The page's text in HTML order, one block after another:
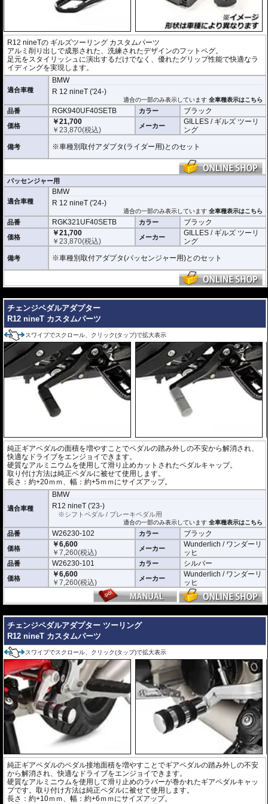
R12 nineTの ギルズツーリング カスタムパーツ
アルミ削り出しで成形された、洗練されたデザインのフットペグ。
足元をスタイリッシュに演出するだけでなく、優れたグリップ性能で快適なラ
イディングを実現します。
適合車種
BMW
R 12 nineT ('24-)
適合の一部のみ表示しています全車種表示はこちら
品番 RGK940UF40SETB カラー ブラック
価格
￥21,700
￥23,870(税込) メーカー
GILLES / ギルズ ツーリ
ング
備考 ※車種別取付アダプタ(ライダー用)とのセット
パッセンジャー用
適合車種
BMW
R 12 nineT ('24-)
適合の一部のみ表示しています全車種表示はこちら
品番 RGK321UF40SETB カラー ブラック
価格
￥21,700
￥23,870(税込) メーカー
GILLES / ギルズ ツーリ
ング
備考 ※車種別取付アダプタ(パッセンジャー用)とのセット
チェンジペダルアダプター
R12 nineT カスタムパーツ
スワイプでスクロール、クリック(タップ)で拡大表示
純正ギアペダルの面積を増やすことでペダルの踏み外しの不安から解消され、
快適なドライブをエンジョイできます。
硬質なアルミニウムを使用して滑り止めカットされたペダルキャップ。
取り付け方法は純正ペダルに被せて使用します。
長さ：約+20ｍｍ、幅：約+5ｍｍにサイズアップ。
適合車種
BMW
R12 nineT ('23-)
※シフトペダル / ブレーキペダル用
適合の一部のみ表示しています全車種表示はこちら
品番 W26230-102 カラー ブラック
価格
￥6,600
￥7,260(税込) メーカー
Wunderlich / ワンダーリ
ッヒ
品番 W26230-101 カラー シルバー
価格
￥6,600
￥7,260(税込) メーカー
Wunderlich / ワンダーリ
ッヒ
チェンジペダルアダプター ツーリング
R12 nineT カスタムパーツ
スワイプでスクロール、クリック(タップ)で拡大表示
純正ギアペダルのペダル接地面積を増やすことでギアペダルの踏み外しの不安
から解消され、快適なドライブをエンジョイできます。
硬質なアルミニウムを使用して滑り止めのラバーが巻かれたギアペダルキャッ
プです。取り付け方法は純正ペダルに被せて使用します。
長さ：約+10ｍｍ、幅：約+6ｍｍにサイズアップ。